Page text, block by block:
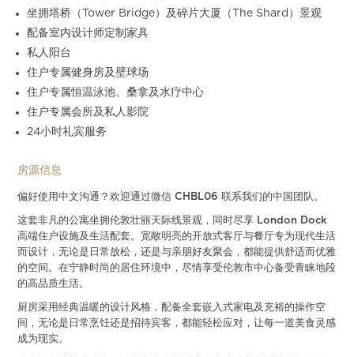
坐拥塔桥（Tower Bridge）及碎片大厦（The Shard）景观
配备室内设计师定制家具
私人阳台
住户专属健身房及壁球场
住户专属恒温泳池、桑拿及水疗中心
住户专属会所及私人影院
24小时礼宾服务
房源信息
偏好使用中文沟通？欢迎通过微信 CHBL06 联系我们的中国团队。
这套非凡的公寓坐拥伦敦壮丽天际线景观，同时尽享 London Dock
高端住户设施及生活配套。宽敞明亮的开放式客厅与餐厅专为现代生活
而设计，无论是日常放松，还是与亲朋好友聚会，都能提供舒适而优雅
的空间。在宁静时尚的居住环境中，尽情享受伦敦市中心备受青睐地段
的高品质生活。
厨房采用经典温暖的设计风格，配备全套嵌入式家电及充裕的操作空
间，无论是日常烹饪还是招待宾客，都能轻松应对，让每一道美食灵感
成为现实。